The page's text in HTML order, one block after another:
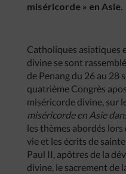
miséricorde » en Asie.
Catholiques asiatiques
divine se sont
de Penang du 26 au 28
quatrième Congrès
miséricorde divine, sur
miséricorde en Asie
les thèmes abordés
vie et les écrits de
Paul II, apôtres de la
divine, le sacrement de